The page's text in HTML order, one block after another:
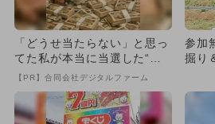
「どうせ当たらない」と思っ
てた私が本当に当選した“買
い方”がこれ
【PR】合同会社デジタルファーム
参加
掘り